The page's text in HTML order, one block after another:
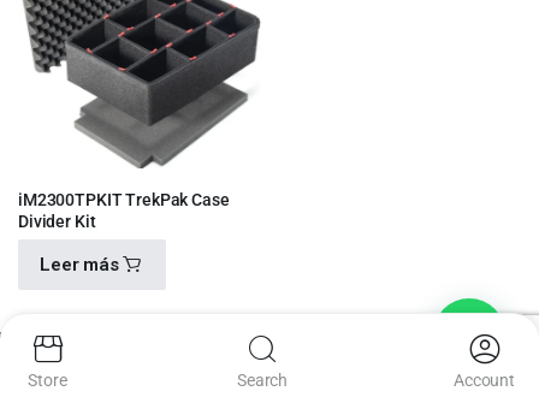
iM2300TPKIT TrekPak Case
Divider Kit
Leer más
Store Search Account